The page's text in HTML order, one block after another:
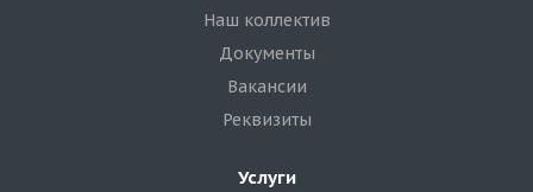
Наш коллектив
Документы
Вакансии
Реквизиты
Услуги